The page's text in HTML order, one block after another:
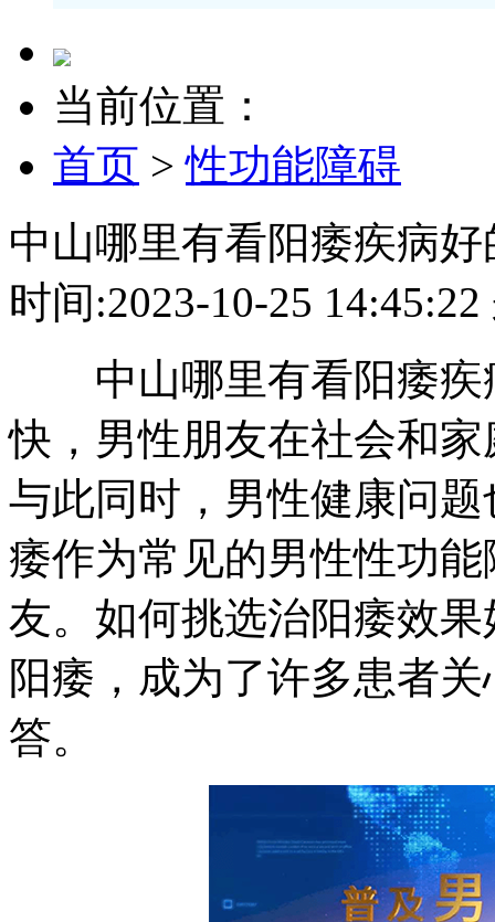
当前位置：
首页 >性功能障碍
中山哪里有看阳痿疾病好
时间:2023-10-25
中山哪里有看阳痿疾
快，男性朋友在社会和
与此同时，男性健康问
痿作为常见的男性性功
友。如何挑选治阳痿效
阳痿，成为了许多患者
答。